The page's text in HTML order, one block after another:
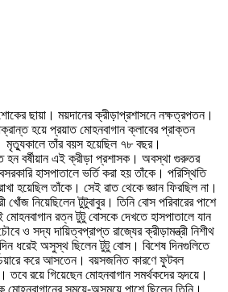
ছায়া। ময়দানের ক্রীড়াপ্রশাসনে নক্ষত্রপতন।
হয়ে প্রয়াত মোহনবাগান ক্লাবের প্রাক্তন
তাঁর বয়স হয়েছিল ৭৮ বছর।
হন বর্ষীয়ান এই ক্রীড়া প্রশাসক। অবস্থা গুরুতর
হাসপাতালে ভর্তি করা হয় তাঁকে। পরিস্থিতি
হয়েছিল তাঁকে। সেই রাত থেকে জ্ঞান ফিরছিল না।
খোঁজ নিয়েছিলেন টুটুবাবুর। তিনি বোস পরিবারের পাশে
মোহনবাগান রত্ন টুটু বোসকে দেখতে হাসপাতালে যান
সদ্য দায়িত্বপ্রাপ্ত রাজ্যের ক্রীড়ামন্ত্রী নিশীথ
ধরেই অসুস্থ ছিলেন টুটু বোস। বিশেষ দিনগুলিতে
করে আসতেন। বয়সজনিত কারণে ফুটবল
তবে রয়ে গিয়েছেন মোহনবাগান সমর্থকদের হৃদয়ে।
সময়ে-অসময়ে পাশে ছিলেন তিনি।